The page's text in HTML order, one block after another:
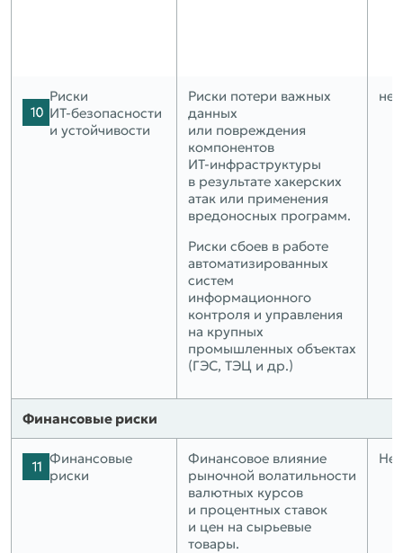
Риски
ИТ‑безопасности
и устойчивости
Риски потери важных
данных
или повреждения
компонентов
ИТ‑инфраструктуры
в результате хакерских
атак или применения
вредоносных программ.
Риски сбоев в работе
автоматизированных
систем
информационного
контроля и управления
на крупных
промышленных объектах
(ГЭС, ТЭЦ и др.)
нет
Финансовые риски
Финансовые
риски
Финансовое влияние
рыночной волатильности
валютных курсов
и процентных ставок
и цен на сырьевые
товары.
Нет